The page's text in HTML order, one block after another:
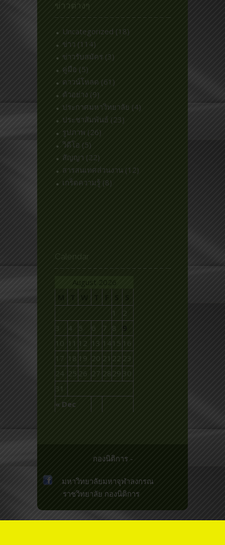
ข่าวต่างๆ
Uncategorized (18)
ข่าว (114)
ข่าวรับสมัคร (3)
คู่มือ (5)
ดาวน์โหลด (61)
ตัวอย่าง (9)
ประกาศมหาวิทยาลัย (4)
ประชาสัมพันธ์ (23)
รูปภาพ (26)
วิดีโอ (5)
สัญญา (22)
สารสนเทศส่วนงาน (12)
เกร็ดความรู้ (8)
Calendar
August 2026
M
T W T F S S
« Dec
1
2
3
4 5 6 7 8
9
10 11 12 13 14 15 16
17
18 19 20 21 22 23
24 25 26 27 28 29 30
31
กองนิติการ -
มหาวิทยาลัยมหาจุฬาลงกรณ
ราชวิทยาลัย กองนิติการ